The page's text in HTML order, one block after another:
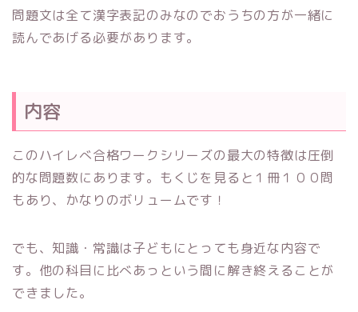
問題文は全て漢字表記のみなのでおうちの方が一緒に
読んであげる必要があります。
内容
このハイレべ合格ワークシリーズの最大の特徴は圧倒
的な問題数にあります。もくじを見ると１冊１００問
もあり、かなりのボリュームです！
でも、知識・常識は子どもにとっても身近な内容で
す。他の科目に比べあっという間に解き終えることが
できました。